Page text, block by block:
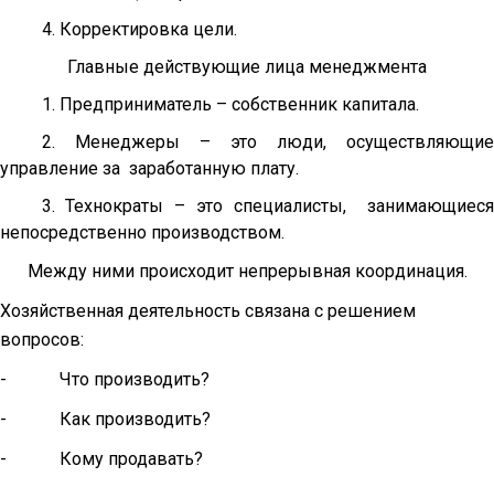
4. Корректировка цели.
Главные действующие лица менеджмента
1. Предприниматель – собственник капитала.
2. Менеджеры – это люди, осуществляющие
управление за заработан­ную плату.
3. Технократы – это специалисты, занимающиеся
непосредственно произ­водством.
Между ними происходит непрерывная координация.
Хозяйственная деятельность связана с решением
вопросов:
- Что производить?
- Как производить?
- Кому продавать?